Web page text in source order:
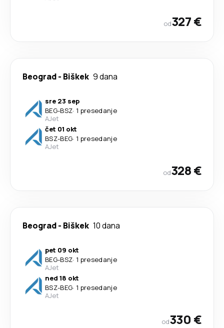
od327 €
Beograd- Biškek 9 dana
sre 23 sep
BEG-BSZ· 1 presedanje
AJet
čet 01 okt
BSZ-BEG· 1 presedanje
AJet
od328 €
Beograd- Biškek 10 dana
pet 09 okt
BEG-BSZ· 1 presedanje
AJet
ned 18 okt
BSZ-BEG· 1 presedanje
AJet
od330 €